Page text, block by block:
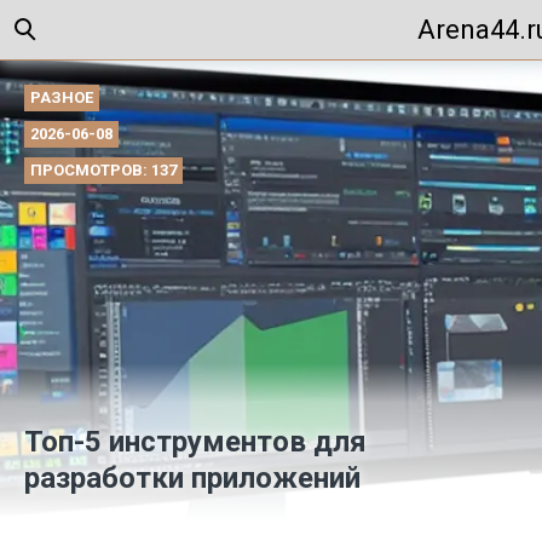
РАЗНОЕ
2026-06-08
ПРОСМОТРОВ: 137
Топ-5 инструментов для
разработки приложений